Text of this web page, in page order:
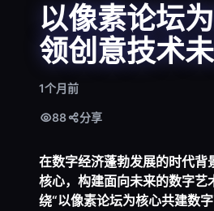
以像素论坛
领创意技术
1个月前
88 分享
在数字经济蓬勃发展的时代背
核心，构建面向未来的数字艺
绕“以像素论坛为核心共建数